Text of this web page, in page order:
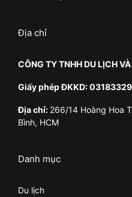
Địa chỉ
CÔNG TY TNHH DU LỊCH
Giấy phép ĐKKD:
Địa chỉ: 266/14 Hoàng Hoa
Bình, HCM
Danh mục
Du lịch